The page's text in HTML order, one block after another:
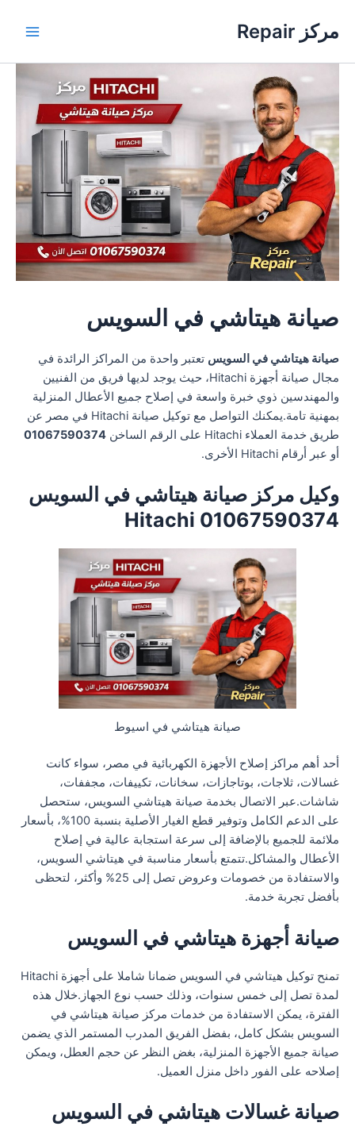
المحتوى
مركز Repair
صيانة هيتاشي في السويس
صيانة هيتاشي في السويس تعتبر واحدة من المراكز الرائدة في
مجال صيانة أجهزة Hitachi، حيث يوجد لديها فريق من الفنيين
والمهندسين ذوي خبرة واسعة في إصلاح جميع الأعطال المنزلية
بمهنية تامة.يمكنك التواصل مع توكيل صيانة Hitachi في مصر عن
طريق خدمة العملاء Hitachi على الرقم الساخن
01067590374
أو عبر أرقام Hitachi الأخرى.
وكيل مركز صيانة هيتاشي في السويس
01067590374 Hitachi
صيانة هيتاشي في اسيوط
أحد أهم مراكز إصلاح الأجهزة الكهربائية في مصر، سواء كانت
غسالات، ثلاجات، بوتاجازات، سخانات، تكييفات، مجففات،
شاشات.عبر الاتصال بخدمة صيانة هيتاشي السويس، ستحصل
على الدعم الكامل وتوفير قطع الغيار الأصلية بنسبة 100%، بأسعار
ملائمة للجميع بالإضافة إلى سرعة استجابة عالية في إصلاح
الأعطال والمشاكل.تتمتع بأسعار مناسبة في هيتاشي السويس،
والاستفادة من خصومات وعروض تصل إلى 25% وأكثر، لتحظى
بأفضل تجربة خدمة.
صيانة أجهزة هيتاشي في السويس
تمنح توكيل هيتاشي في السويس ضمانا شاملا على أجهزة Hitachi
لمدة تصل إلى خمس سنوات، وذلك حسب نوع الجهاز.خلال هذه
الفترة، يمكن الاستفادة من خدمات مركز صيانة هيتاشي في
السويس بشكل كامل، بفضل الفريق المدرب المستمر الذي يضمن
صيانة جميع الأجهزة المنزلية، بغض النظر عن حجم العطل، ويمكن
إصلاحه على الفور داخل منزل العميل.
صيانة غسالات هيتاشي في السويس